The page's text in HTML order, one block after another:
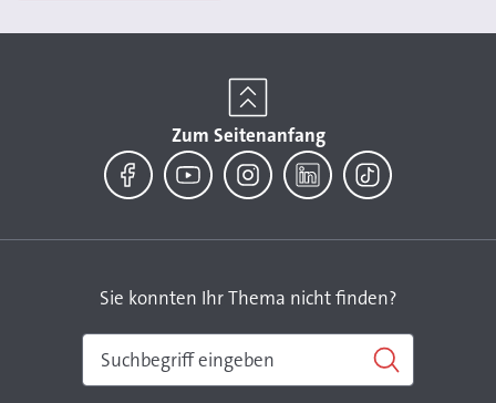
Zum Seitenanfang
Sie konnten Ihr Thema nicht finden?